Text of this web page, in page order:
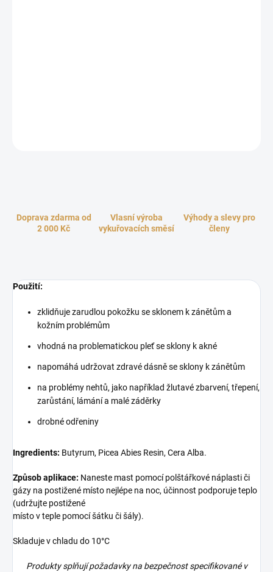
Doprava zdarma od
2 000 Kč
Vlasní výroba
vykuřovacích směsí
Výhody a slevy pro
členy
Použití:
zklidňuje zarudlou pokožku se sklonem k zánětům a
kožním problémům
vhodná na problematickou pleť se sklony k akné
napomáhá udržovat zdravé dásně se sklony k zánětům
na problémy nehtů, jako například žlutavé zbarvení, třepení,
zarůstání, lámání a malé záděrky
drobné odřeniny
Ingredients: Butyrum, Picea Abies Resin, Cera Alba.
Způsob aplikace: Naneste mast pomocí polštářkové náplasti či
gázy na postižené místo nejlépe na noc, účinnost podporuje teplo
(udržujte postižené
místo v teple pomocí šátku či šály).
Skladuje v chladu do 10°C
Produkty splňují požadavky na bezpečnost specifikované v